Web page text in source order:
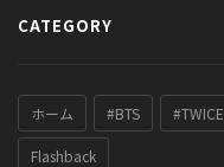
CATEGORY
ホーム #BTS #TWICE
Flashback